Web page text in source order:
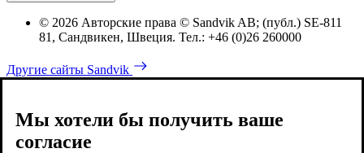
© 2026 Авторские права © Sandvik AB; (публ.) SE-811
81, Сандвикен, Швеция. Тел.: +46 (0)26 260000
Другие сайты Sandvik
Мы хотели бы получить ваше
согласие